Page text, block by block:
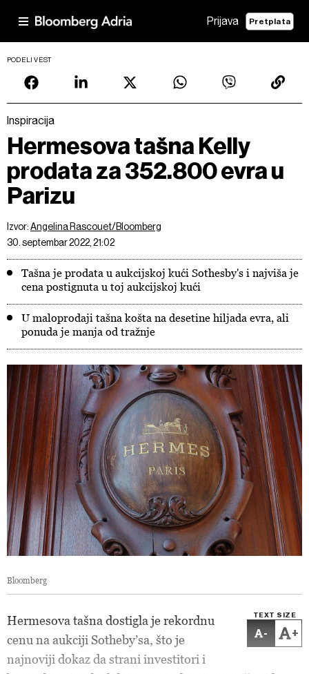
Prijava Pretplata
PODELI VEST
Inspiracija
Hermesova tašna Kelly
prodata za 352.800 evra u
Parizu
Izvor:Angelina Rascouet/Bloomberg
30. septembar 2022, 21:02
Tašna je prodata u aukcijskoj kući Sothesby's i najviša je
cena postignuta u toj aukcijskoj kući
U maloprodaji tašna košta na desetine hiljada evra, ali
ponuda je manja od tražnje
Bloomberg
TEXT SIZE
- +
Hermesova tašna dostigla je rekordnu
cenu na aukciji Sotheby’sa, što je
najnoviji dokaz da strani investitori i